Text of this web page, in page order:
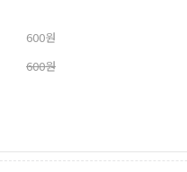
600원
600원